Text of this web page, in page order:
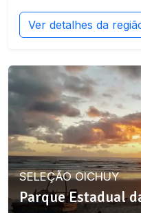
Ver detalhes da
SELEÇÃO OICHUY
Parque Estadual